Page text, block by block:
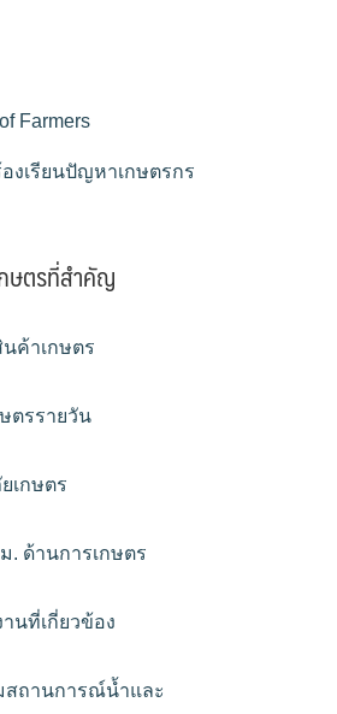
Farmers
องเรียนปัญหาเกษตรกร
ษตรที่สำคัญ
ค้าเกษตร
ตรรายวัน
เกษตร
. ด้านการเกษตร
นที่เกี่ยวข้อง
สถานการณ์น้ำและ